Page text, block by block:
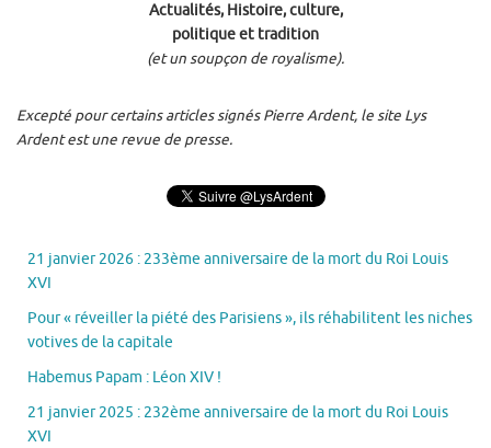
Actualités, Histoire, culture,
politique et tradition
(et un soupçon de royalisme).
Excepté pour certains articles signés Pierre Ardent, le site Lys
Ardent est une revue de presse.
21 janvier 2026 : 233ème anniversaire de la mort du Roi Louis
XVI
Pour « réveiller la piété des Parisiens », ils réhabilitent les niches
votives de la capitale
Habemus Papam : Léon XIV !
21 janvier 2025 : 232ème anniversaire de la mort du Roi Louis
XVI